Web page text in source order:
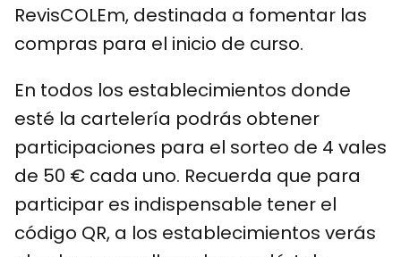
RevisCOLEm, destinada a fomentar las
compras para el inicio de curso.
En todos los establecimientos donde
esté la cartelería podrás obtener
participaciones para el sorteo de 4 vales
de 50 € cada uno. Recuerda que para
participar es indispensable tener el
código QR, a los establecimientos verás